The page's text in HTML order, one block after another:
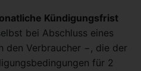
Kündigungsfrist
bei Abschluss eines
den Verbraucher −, die der
für 2